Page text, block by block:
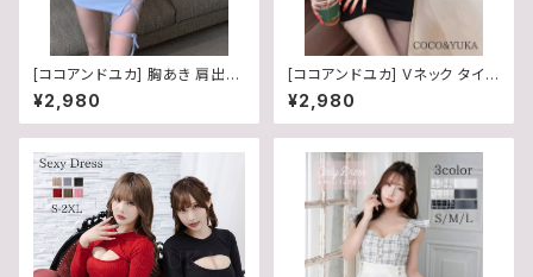
[ココアンドユカ] 胸あき 肩出し
オフショルダー タイト セクシー
ミニ ワンピース 胸開き 長袖 レ
ディース ミニワンピ リボン ボデ
3XJXQ
¥2,980
[ココアンドユカ] Vネック タイト
ワンピース ミニ セクシー リブニ
ット 胸あき 谷間 強調 オフショ
ルダー ミニワンピ 長袖 ボディ
8W6
¥2,980